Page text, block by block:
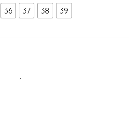
36 37 38
39